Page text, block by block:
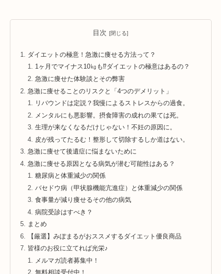
目次
ダイエットの極意！急激に痩せる方法って？
1ヶ月でマイナス10㎏も⁉ダイエットの極意はあるの？
急激に痩せた体験談とその弊害
急激に痩せることのリスクと「4つのデメリット」
リバウンドは定説？我慢によるストレスからの過食。
メンタルにも悪影響。摂食障害の成れの果ては死。
生理が来なくなるだけじゃない！不妊の原因に。
皮が残ってたるむ！整形して切除するしか道はない。
急激に痩せて後遺症に悩まないために
急激に痩せる原因となる病気が潜む可能性はある？
糖尿病と体重減少の関係
バセドウ病（甲状腺機能亢進症）と体重減少の関係
食事量が減り痩せるその他の病気
病院受診はすべき？
まとめ
【厳選】みぽまるがおススメするダイエット優良商品
皆様のお役に立てれば光栄♪
メルマガ読者募集中！